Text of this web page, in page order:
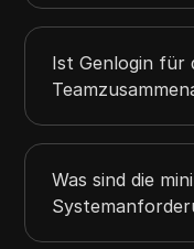
Ist Genlogin für
Was sind die